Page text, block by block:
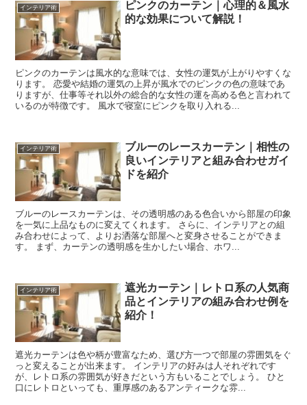
インテリア術
ピンクのカーテン｜心理的＆風水
的な効果について解説！
ピンクのカーテンは風水的な意味では、女性の運気が上がりやすくな
ります。 恋愛や結婚の運気の上昇が風水でのピンクの色の意味であ
りますが、仕事等それ以外の総合的な女性の運を高める色と言われて
いるのが特徴です。 風水で寝室にピンクを取り入れる...
インテリア術
ブルーのレースカーテン｜相性の
良いインテリアと組み合わせガイ
ドを紹介
ブルーのレースカーテンは、その透明感のある色合いから部屋の印象
を一気に上品なものに変えてくれます。 さらに、インテリアとの組
み合わせによって、よりお洒落な部屋へと変身させることができま
す。 まず、カーテンの透明感を生かしたい場合、ホワ...
インテリア術
遮光カーテン｜レトロ系の人気商
品とインテリアの組み合わせ例を
紹介！
遮光カーテンは色や柄が豊富なため、選び方一つで部屋の雰囲気をぐ
っと変えることが出来ます。 インテリアの好みは人それぞれです
が、レトロ系の雰囲気が好きだという方もいることでしょう。 ひと
口にレトロといっても、重厚感のあるアンティークな雰...